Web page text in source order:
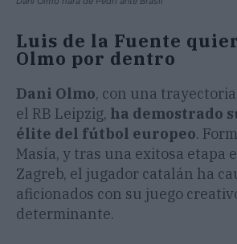
Luis de la Fuente
Olmo por dentro
Dani Olmo, con una
el RB Leipzig, ha demostrado
élite del fútbol europeo.
Masía, y tras una exitosa etapa
Zagreb, el jugador catalán ha
aficionados con su juego
determinante.